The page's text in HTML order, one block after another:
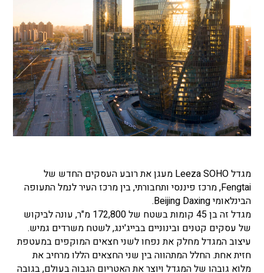
מגדל Leeza SOHO מעגן את רובע העסקים החדש של
Fengtai, מרכז פיננסי ותחבורתי, בין מרכז העיר לנמל התעופה
הבינלאומי Beijing Daxing.
מגדל זה בן 45 קומות בשטח של 172,800 מ"ר, עונה לביקוש
של עסקים קטנים ובינוניים בבייג'ינג, לשטח משרדים גמיש.
עיצוב המגדל מחלק את נפחו לשני חצאים המוקפים במעטפת
חזית אחת. החלל המתהווה בין שני החצאים הללו מרחיב את
מלוא גובהו של המגדל ויוצר את האטריום הגבוה בעולם, בגובה